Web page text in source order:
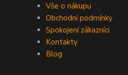
Vše o nákupu
Obchodní podmínky
Spokojení zákazníci
Kontakty
Blog